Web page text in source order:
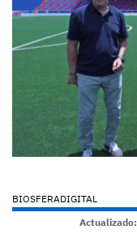
BIOSFERADIGITAL
Actualizado: